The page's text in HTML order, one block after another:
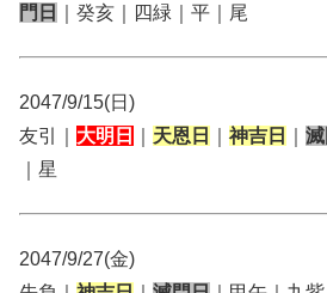
門日
｜癸亥｜四緑｜平｜尾
2047/9/15(日)
友引｜ 大明日 天恩日 神吉日 滅
｜星
2047/9/27(金)